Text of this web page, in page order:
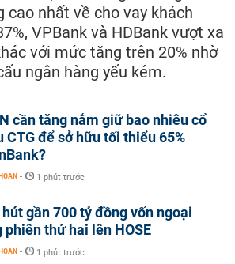
nhất về cho vay khách
VPBank và HDBank vượt xa
với mức tăng trên 20% nhờ
ngân hàng yếu kém.
cần tăng nắm giữ bao nhiêu cổ
CTG để sở hữu tối thiểu 65%
- 1 phút trước
hút gần 700 tỷ đồng vốn ngoại
phiên thứ hai lên HOSE
- 1 phút trước